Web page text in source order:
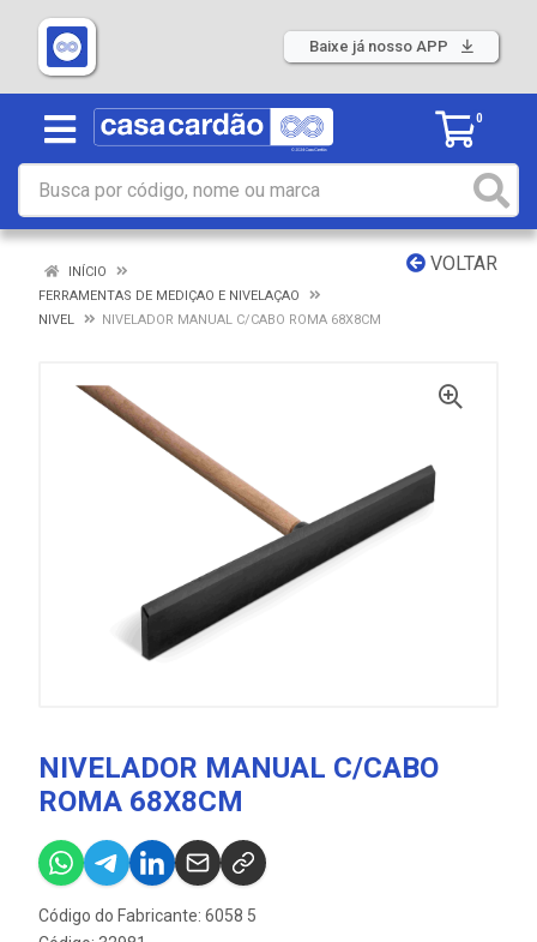
Baixe já nosso APP
0
VOLTAR
INÍCIO
FERRAMENTAS DE MEDIÇAO E NIVELAÇAO
NIVEL
NIVELADOR MANUAL C/CABO ROMA 68X8CM
NIVELADOR MANUAL C/CABO
ROMA 68X8CM
Código do Fabricante: 6058 5